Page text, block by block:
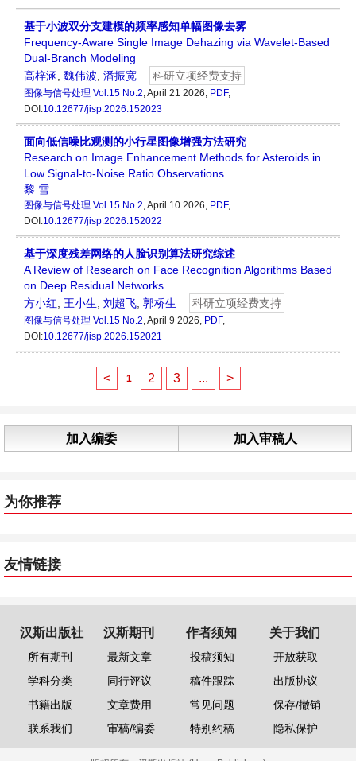
基于小波双分支建模的频率感知单幅图像去雾
Frequency-Aware Single Image Dehazing via Wavelet-Based
Dual-Branch Modeling
高梓涵 魏伟波 潘振宽 科研立项经费支持
图像与信号处理 Vol.15 No.2, April 21 2026, PDF,
DOI:10.12677/jisp.2026.152023
面向低信噪比观测的小行星图像增强方法研究
Research on Image Enhancement Methods for Asteroids in
Low Signal-to-Noise Ratio Observations
黎 雪
图像与信号处理 Vol.15 No.2, April 10 2026, PDF,
DOI:10.12677/jisp.2026.152022
基于深度残差网络的人脸识别算法研究综述
A Review of Research on Face Recognition Algorithms Based
on Deep Residual Networks
方小红
王小生 刘超飞 郭桥生 科研立项经费支持
图像与信号处理 Vol.15 No.2, April 9 2026, PDF,
DOI:10.12677/jisp.2026.152021
< 1 2 3 ... >
加入编委 加入审稿人
为你推荐
友情链接
汉斯出版社
所有期刊
学科分类
书籍出版
联系我们
汉斯期刊
最新文章
同行评议
文章费用
审稿/编委
作者须知
投稿须知
稿件跟踪
常见问题
特别约稿
关于我们
开放获取
出版协议
保存/撤销
隐私保护